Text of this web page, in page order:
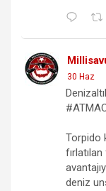
30 Haz
Torpido
deniz